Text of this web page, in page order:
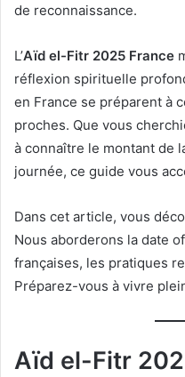
de reconnaissance.
L’Aïd el-Fitr 2025 France
réflexion spirituelle
en France se préparent à
proches. Que vous
à connaître le montant de
journée, ce guide vous
Dans cet article, vous
Nous aborderons la date
françaises, les pratiques
Préparez-vous à vivre
Aïd el-Fitr